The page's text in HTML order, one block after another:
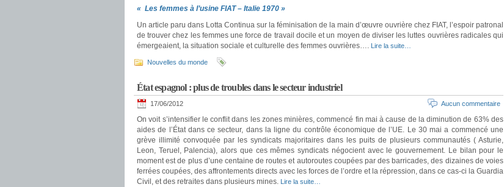
« Les femmes à l’usine FIAT – Italie 1970 »
Un article paru dans Lotta Continua sur la féminisation de la main d’œuvre ouvrière chez FIAT, l’espoir patronal
de trouver chez les femmes une force de travail docile et un moyen de diviser les luttes ouvrières radicales qui
émergeaient, la situation sociale et culturelle des femmes ouvrières…. Lire la suite…
Nouvelles du monde
État espagnol : plus de troubles dans le secteur industriel
17/06/2012 Aucun commentaire
On voit s’intensifier le conflit dans les zones minières, commencé fin mai à cause de la diminution de 63% des
aides de l’État dans ce secteur, dans la ligne du contrôle économique de l’UE. Le 30 mai a commencé une
grève illimité convoquée par les syndicats majoritaires dans les puits de plusieurs communautés ( Asturie,
Leon, Teruel, Palencia), alors que ces mêmes syndicats négocient avec le gouvernement. Le bilan pour le
moment est de plus d’une centaine de routes et autoroutes coupées par des barricades, des dizaines de voies
ferrées coupées, des affrontements directs avec les forces de l’ordre et la répression, dans ce cas-ci la Guardia
Civil, et des retraites dans plusieurs mines. Lire la suite…